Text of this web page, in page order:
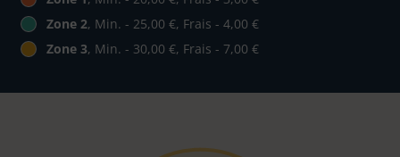
Zone 2, Min. - 25,00 €, Frais - 4,00 €
Zone 3, Min. - 30,00 €, Frais - 7,00 €